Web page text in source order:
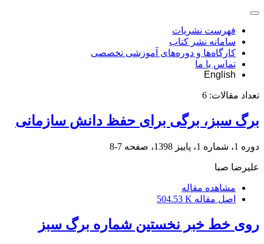
فهرست نشریات
سامانه نشر کتاب
کارگاه‌ها و دوره‌های آموزشی تخصصی
تماس با ما
English
تعداد مقالات: 6
برگ سبز، برگی برای حفظ دانش سازمانی
دوره 1، شماره 1، پاییز 1398، صفحه 7-8
علیرضا صبا
مشاهده مقاله
اصل مقاله 504.53 K
روی خط خبر نخستین شماره برگ سبز